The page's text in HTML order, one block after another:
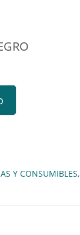
Y CONSUMIBLES,